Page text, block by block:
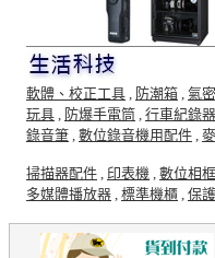
軟體、校正工具 , 防潮箱 , 氣
玩具 , 防爆手電筒 , 行車紀錄
錄音筆 , 數位錄音機用配件 ,
掃描器配件 , 印表機 , 數位相框
多媒體播放器 , 標準機櫃 , 保